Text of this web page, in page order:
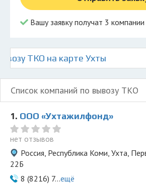
© 2026 Все права защищены
Вашу заявку получат 3
ТКО на карте Ухты
Список компаний по вывозу ТКО
1. ООО «Ухтажилфонд»
нет отзывов
Россия, Республика Коми, Ухта,
22Б
8 (8216) 7...ещё